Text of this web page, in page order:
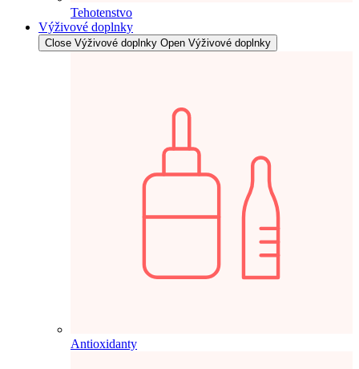
Tehotenstvo
Výživové doplnky
Close Výživové doplnky Open Výživové doplnky
Antioxidanty